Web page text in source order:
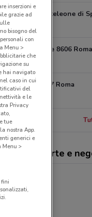
piazza Monteleone di
via Trionfale 8606 Roma
2.6 km
via Tacito 17 Roma
3 km
offerte e
inserzioni e
grazie ad
bisogno del
con
Menu >
che
su
hai navigato
caso in cui
del
e le
Privacy
tue
nostra App.
generici e
Menu >
fini